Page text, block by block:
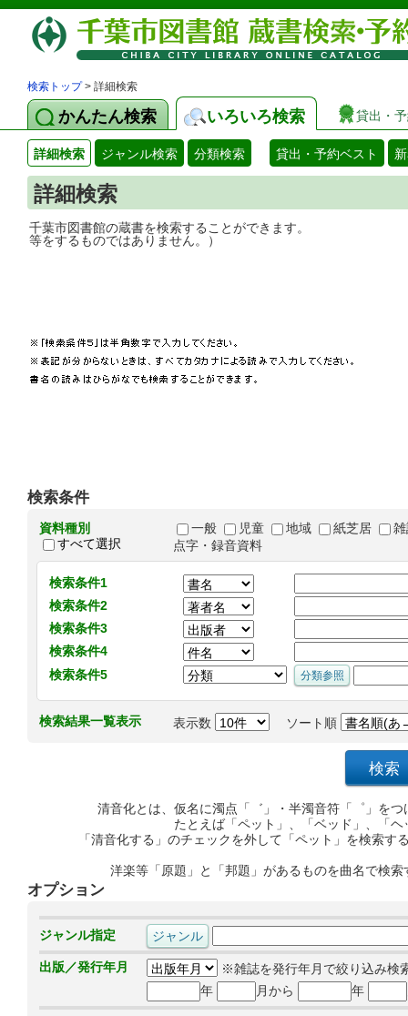
検索トップ> 詳細検索
かんたん検索 いろいろ検索 貸出・
詳細検索 ジャンル検索 分類検索 貸出・予約ベスト
詳細検索
千葉市図書館の蔵書を検索することがで
等をするものではありません。）
検索条件
資料種別
すべて選択
一般 児童 地域 紙芝居
点字・録音資料
検索条件1
検索条件2
検索条件3
検索条件4
検索条件5
検索結果一覧表示 表示数 ソート順
清音化とは、仮名に濁点「゛」・半濁音符「゜」を
たとえば「ペット」、「ベッド」、「
「清音化する」のチェックを外して「ペット」を検索
洋楽等「原題」と「邦題」があるものを曲名で検
オプション
ジャンル指定
出版／発行年月
※雑誌を発行年月で絞り込み検
年
月から 年